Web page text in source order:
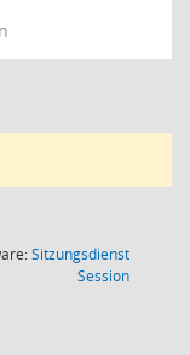
Sitzungsdienst
Session(Wird in